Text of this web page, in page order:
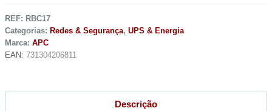
REF: RBC17
Categorias: Redes & Segurança, UPS & Energia
Marca: APC
EAN: 731304206811
Descrição